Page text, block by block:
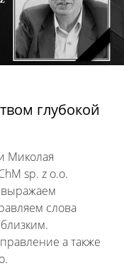
глубокой
Миколая
sp. z o.o.
слова
а также